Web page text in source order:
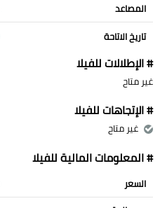
المصاعد
تاريخ الاتاحة
# الإطلالات للفيلا
غير متاح
# الإتجاهات للفيلا
غير متاح
# المعلومات المالية للفيلا
السعر